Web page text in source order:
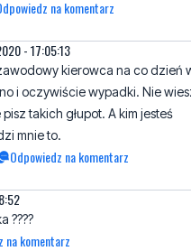
kierowca na co dzień
takich głupot. A kim jesteś
mnie to.
Odpowiedz na komentarz
????
rok temu przy restauracji